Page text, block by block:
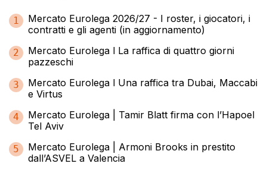
1
Mercato Eurolega 2026/27 - I roster, i giocatori, i
contratti e gli agenti (in aggiornamento)
2
Mercato Eurolega l La raffica di quattro giorni
pazzeschi
3
Mercato Eurolega l Una raffica tra Dubai, Maccabi
e Virtus
4
Mercato Eurolega | Tamir Blatt firma con l’Hapoel
Tel Aviv
5
Mercato Eurolega | Armoni Brooks in prestito
dall’ASVEL a Valencia